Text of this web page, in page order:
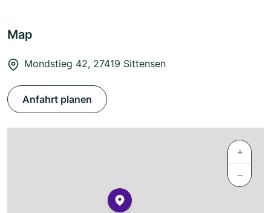
Map
Mondstieg 42, 27419 Sittensen
Anfahrt planen
+
−